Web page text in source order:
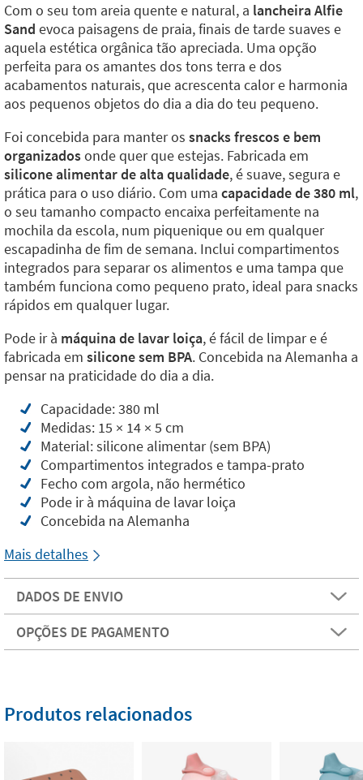
Com o seu tom areia quente e natural, a lancheira Alfie
Sand evoca paisagens de praia, finais de tarde suaves e
aquela estética orgânica tão apreciada. Uma opção
perfeita para os amantes dos tons terra e dos
acabamentos naturais, que acrescenta calor e harmonia
aos pequenos objetos do dia a dia do teu pequeno.
Foi concebida para manter os snacks frescos e bem
organizadosonde quer que estejas. Fabricada em
silicone alimentar de alta qualidade, é suave, segura e
prática para o uso diário. Com uma capacidade de 380 ml,
o seu tamanho compacto encaixa perfeitamente na
mochila da escola, num piquenique ou em qualquer
escapadinha de fim de semana. Inclui compartimentos
integrados para separar os alimentos e uma tampa que
também funciona como pequeno prato, ideal para snacks
rápidos em qualquer lugar.
Pode ir à máquina de lavar loiça, é fácil de limpar e é
fabricada em silicone sem BPA. Concebida na Alemanha a
pensar na praticidade do dia a dia.
Capacidade: 380 ml
Medidas: 15 × 14 × 5 cm
Material: silicone alimentar (sem BPA)
Compartimentos integrados e tampa-prato
Fecho com argola, não hermético
Pode ir à máquina de lavar loiça
Concebida na Alemanha
Mais detalhes
DADOS DE ENVIO
OPÇÕES DE PAGAMENTO
Produtos relacionados